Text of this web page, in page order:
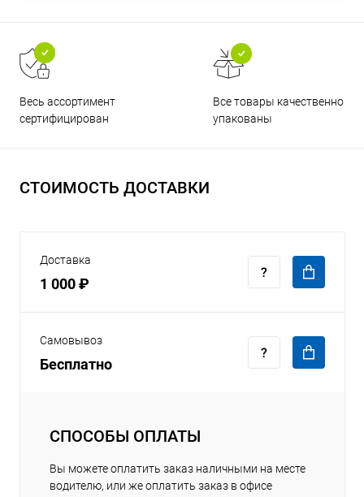
Весь ассортимент
сертифицирован
Все товары качественно
упакованы
СТОИМОСТЬ ДОСТАВКИ
Доставка
1 000 ₽
Самовывоз
Бесплатно
СПОСОБЫ ОПЛАТЫ
Вы можете оплатить заказ наличными на месте
водителю, или же оплатить заказ в офисе